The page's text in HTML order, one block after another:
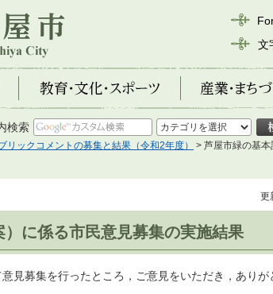
文
教育・文化・スポーツ 産業・まちづくり
検索
リックコメントの募集と結果（令和2年度）
> 芦屋市緑の基
更
に係る市民意見募集の実施結果
見募集を行ったところ，ご意見をいただき，ありが